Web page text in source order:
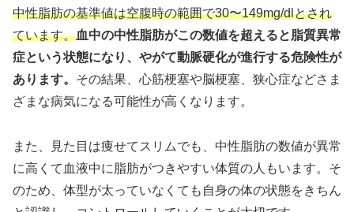
中性脂肪の基準値は空腹時の範囲で30〜149mg/dlとされ
ています。血中の中性脂肪がこの数値を超えると脂質異常
症という状態になり、やがて動脈硬化が進行する危険性が
あります。 その結果、心筋梗塞や脳梗塞、狭心症などさま
ざまな病気になる可能性が高くなります。
また、見た目は痩せてスリムでも、中性脂肪の数値が異常
に高くて血液中に脂肪がつきやすい体質の人もいます。そ
のため、体型が太っていなくても自身の体の状態をきちん